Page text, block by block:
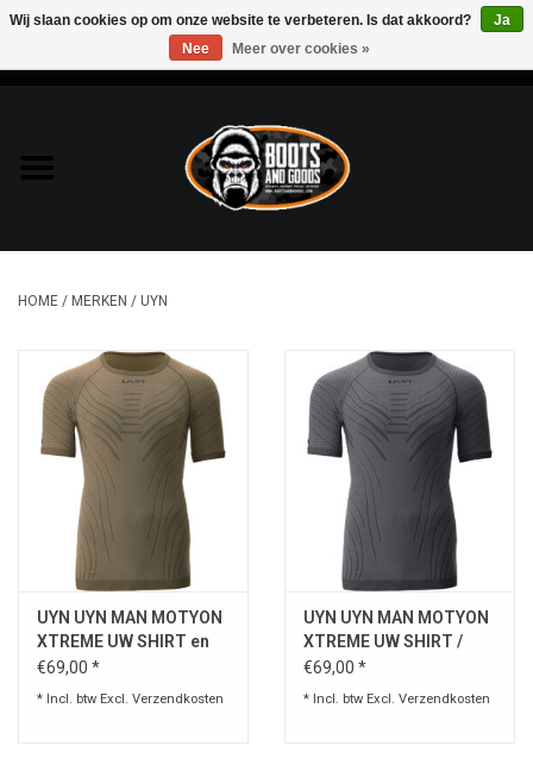
Bags & Packs
Bescherming
Lampen
Messen & Multitools
Schoenen
Speelgoed
Survival
HOME / MERKEN / UYN
UYN UYN MAN MOTYON
XTREME UW SHIRT en
ONDERGOED / Coyote
€69,00 *
* Incl. btw Excl. Verzendkosten
UYN UYN MAN MOTYON
XTREME UW SHIRT /
grey
€69,00 *
* Incl. btw Excl. Verzendkosten
Wij slaan cookies op om onze website te verbeteren. Is dat akkoord?
Ja
Nee
Meer over cookies »